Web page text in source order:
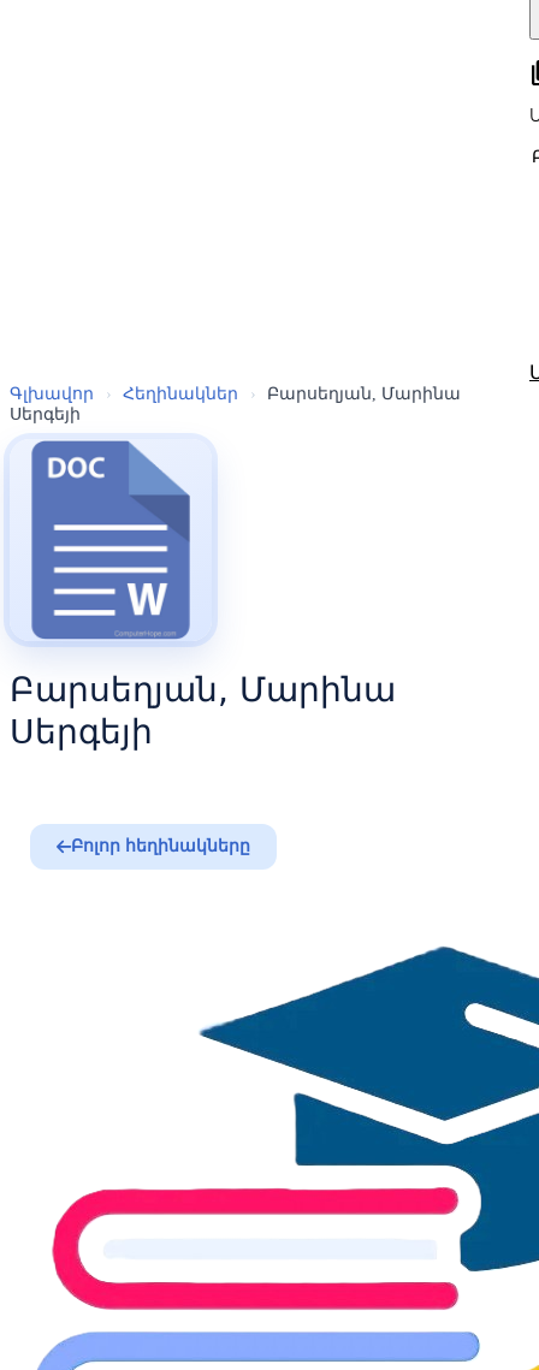
Գլխավոր › Հեղինակներ ›
Բարսեղյան, Մարինա
Սերգեյի
Բարսեղյան, Մարինա
Սերգեյի
Բոլոր հեղինակները